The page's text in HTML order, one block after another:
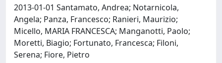
2013-01-01 Santamato, Andrea; Notarnicola,
Angela; Panza, Francesco; Ranieri, Maurizio;
Micello, MARIA FRANCESCA; Manganotti, Paolo;
Moretti, Biagio; Fortunato, Francesca; Filoni,
Serena; Fiore, Pietro